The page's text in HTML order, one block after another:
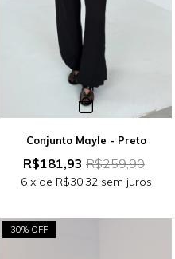
Conjunto Mayle - Preto
R$181,93 R$259,90
6 x de R$30,32 sem juros
30% OFF